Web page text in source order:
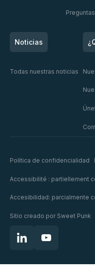
Noticias
Todas nuestras noticias
Política de confidencialidad
Accessibilité : partiellement
Accesibilidad: parcialmente
Sitio creado por Sweet Punk